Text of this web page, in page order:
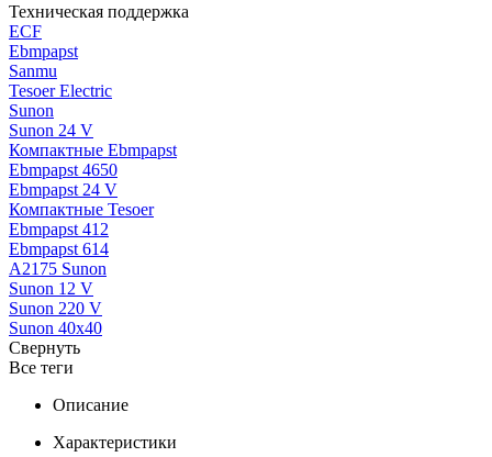
Техническая поддержка
ECF
Ebmpapst
Sanmu
Tesoer Electric
Sunon
Sunon 24 V
Компактные Ebmpapst
Ebmpapst 4650
Ebmpapst 24 V
Компактные Tesoer
Ebmpapst 412
Ebmpapst 614
A2175 Sunon
Sunon 12 V
Sunon 220 V
Sunon 40x40
Свернуть
Все теги
Описание
Характеристики